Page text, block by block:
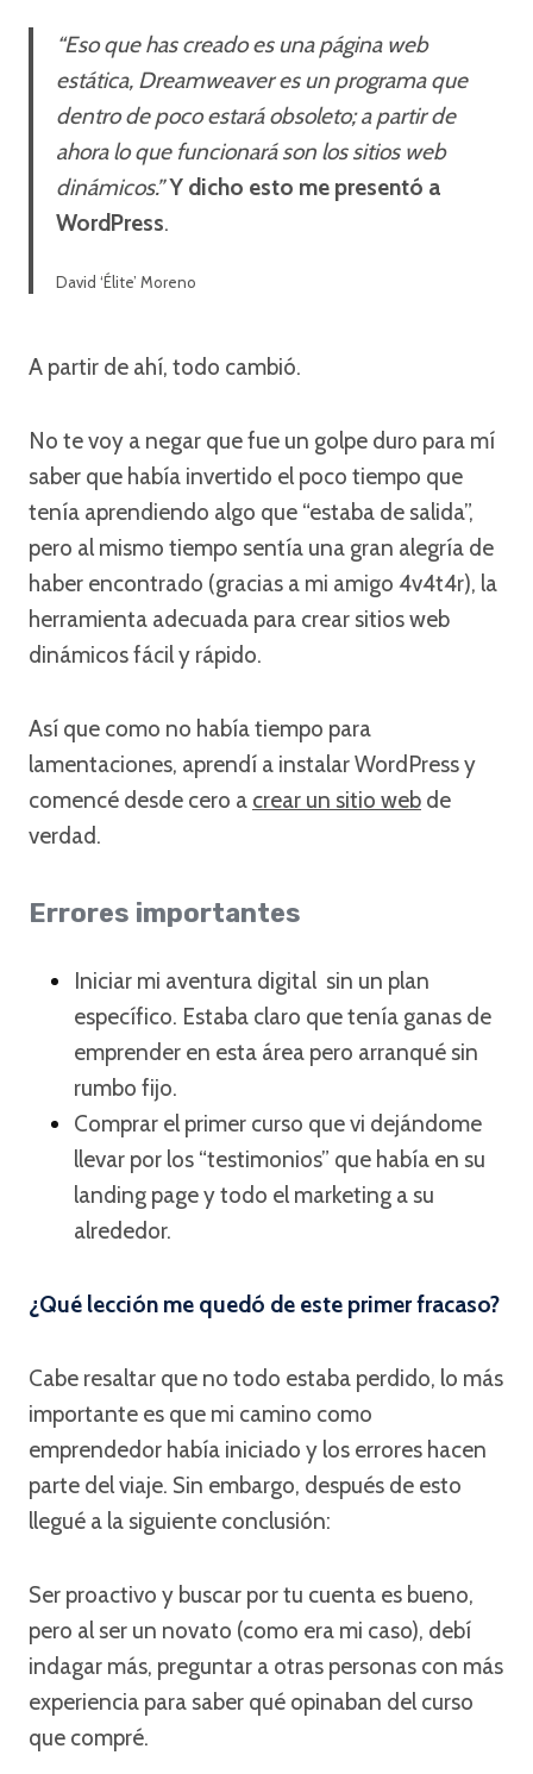
“Eso que has creado es una página web
estática, Dreamweaver es un programa que
dentro de poco estará obsoleto; a partir de
ahora lo que funcionará son los sitios web
dinámicos.”Y dicho esto me presentó a
WordPress.
David ‘Élite’ Moreno
A partir de ahí, todo cambió.
No te voy a negar que fue un golpe duro para mí
saber que había invertido el poco tiempo que
tenía aprendiendo algo que “estaba de salida”,
pero al mismo tiempo sentía una gran alegría de
haber encontrado (gracias a mi amigo 4v4t4r), la
herramienta adecuada para crear sitios web
dinámicos fácil y rápido.
Así que como no había tiempo para
lamentaciones, aprendí a instalar WordPress y
comencé desde cero a crear un sitio web de
verdad.
Errores importantes
Iniciar mi aventura digital sin un plan
específico. Estaba claro que tenía ganas de
emprender en esta área pero arranqué sin
rumbo fijo.
Comprar el primer curso que vi dejándome
llevar por los “testimonios” que había en su
landing page y todo el marketing a su
alrededor.
¿Qué lección me quedó de este primer fracaso?
Cabe resaltar que no todo estaba perdido, lo más
importante es que mi camino como
emprendedor había iniciado y los errores hacen
parte del viaje. Sin embargo, después de esto
llegué a la siguiente conclusión:
Ser proactivo y buscar por tu cuenta es bueno,
pero al ser un novato (como era mi caso), debí
indagar más, preguntar a otras personas con más
experiencia para saber qué opinaban del curso
que compré.